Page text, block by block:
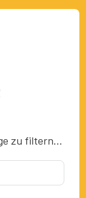
zu filtern…